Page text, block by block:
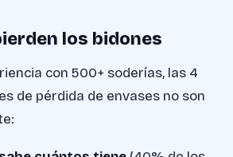
los bidones
con 500+ soderías, las 4
de pérdida de envases no son